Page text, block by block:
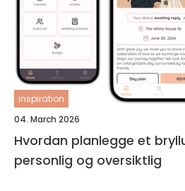
inspiration
04. March 2026
Hvordan planlegge et
personlig og oversiktlig